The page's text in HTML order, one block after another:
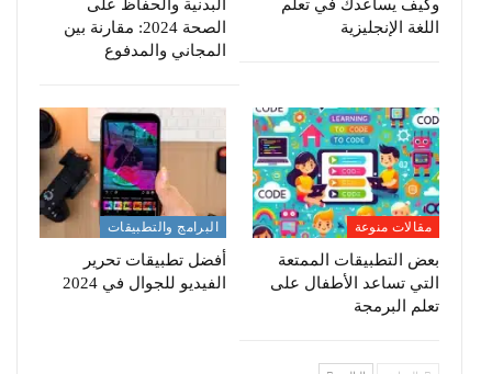
وكيف يساعدك في تعلم
اللغة الإنجليزية
البدنية والحفاظ على
الصحة 2024: مقارنة بين
المجاني والمدفوع
مقالات منوعة
بعض التطبيقات الممتعة
التي تساعد الأطفال على
تعلم البرمجة
البرامج والتطبيقات
أفضل تطبيقات تحرير
الفيديو للجوال في 2024